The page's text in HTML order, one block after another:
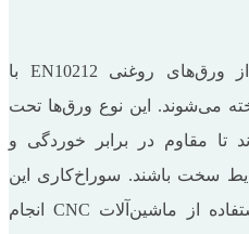
همچنین، فلنچ‌های این براکت از ورق‌های روغنی EN10212 با
ساخته می‌شوند. این نوع ورق‌ها تحت
تا مقاوم در برابر خوردگی و
سخت باشند. سوراخ‌کاری این
فلنچ‌ها به صورت دقیق و با استفاده از ماشین‌آلات CNC انجام